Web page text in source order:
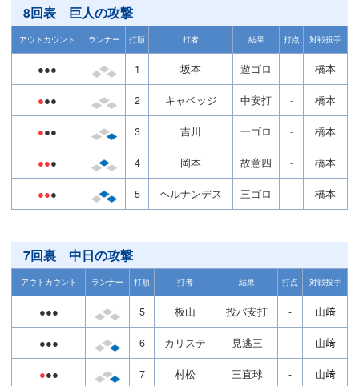
8回表 巨人の攻撃
アウトカウント ランナー 打順 打者 結果 打点 対戦投手
●●● 1 坂本 遊ゴロ - 橋本
●●● 2 キャベッジ 中安打 - 橋本
●●● 3 吉川 一ゴロ - 橋本
●●● 4 岡本 故意四 - 橋本
●●● 5 ヘルナンデス 三ゴロ - 橋本
7回裏 中日の攻撃
アウトカウント ランナー 打順 打者 結果 打点 対戦投手
●●● 5 板山 投バ安打 - 山﨑
●●● 6 カリステ 見逃三 - 山﨑
●●● 7 村松 三直球 - 山﨑